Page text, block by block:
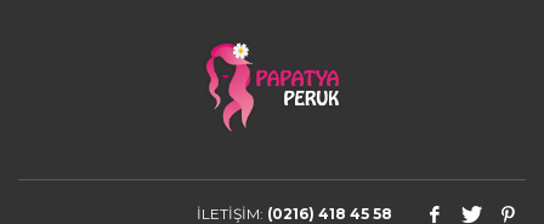
İLETİŞİM: (0216) 418 45 58